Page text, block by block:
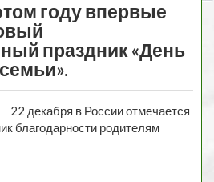
году впервые
праздник «День
22 декабря в России отмечается
благодарности родителям